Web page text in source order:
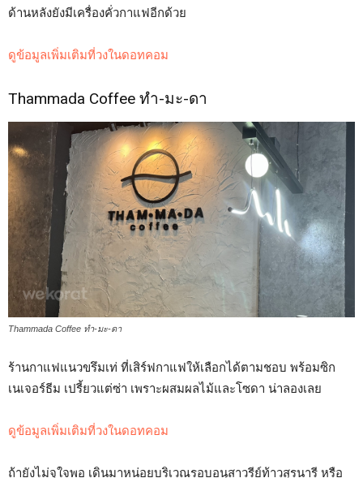
ด้านหลังยังมีเครื่องคั่วกาแฟอีกด้วย
ดูข้อมูลเพิ่มเติมที่วงในดอทคอม
Thammada Coffee ทำ-มะ-ดา
Thammada Coffee ทำ-มะ-ดา
ร้านกาแฟแนวขรึมเท่ ที่เสิร์ฟกาแฟให้เลือกได้ตามชอบ พร้อมซิก
เนเจอร์ธีม เปรี้ยวแต่ซ่า เพราะผสมผลไม้และโซดา น่าลองเลย
ดูข้อมูลเพิ่มเติมที่วงในดอทคอม
ถ้ายังไม่จุใจพอ เดินมาหน่อยบริเวณรอบอนุสาวรีย์ท้าวสุรนารี หรือ